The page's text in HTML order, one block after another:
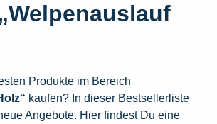
Produkte im Bereich
kaufen? In dieser Bestsellerliste
Angebote. Hier findest Du eine